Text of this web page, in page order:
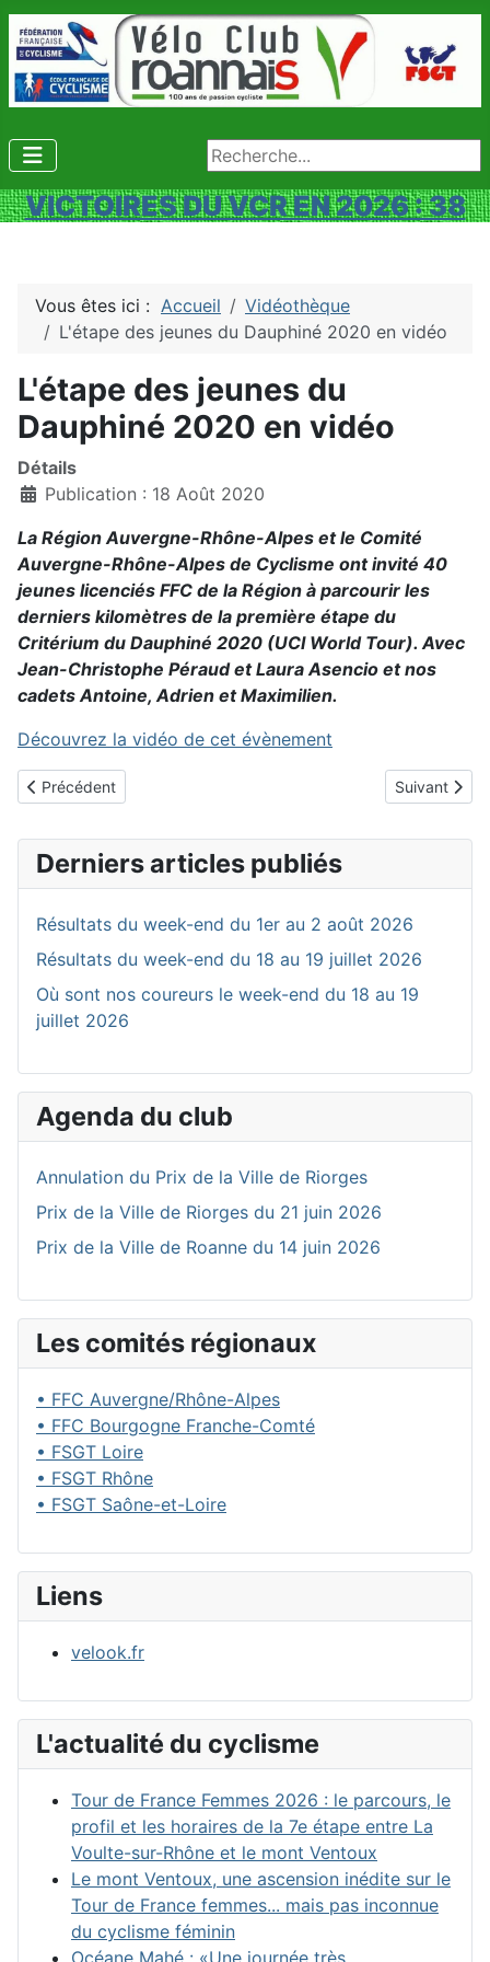
Rechercher
VICTOIRES DU VCR EN 2026 : 38
Vous êtes ici : Accueil
Vidéothèque
L'étape des jeunes du Dauphiné 2020 en vidéo
L'étape des jeunes du
Dauphiné 2020 en vidéo
Détails
Publication : 18 Août 2020
La Région Auvergne-Rhône-Alpes et le Comité
Auvergne-Rhône-Alpes de Cyclisme ont invité 40
jeunes licenciés FFC de la Région à parcourir les
derniers kilomètres de la première étape du
Critérium du Dauphiné 2020 (UCI World Tour). Avec
Jean-Christophe Péraud et Laura Asencio et nos
cadets Antoine, Adrien et Maximilien.
Découvrez la vidéo de cet évènement
Article précédent : Ensemble relevons le DEFI SPORT pour
Précédent Article
Suivant
Derniers articles publiés
Résultats du week-end du 1er au 2 août 2026
Résultats du week-end du 18 au 19 juillet 2026
Où sont nos coureurs le week-end du 18 au 19
juillet 2026
Agenda du club
Annulation du Prix de la Ville de Riorges
Prix de la Ville de Riorges du 21 juin 2026
Prix de la Ville de Roanne du 14 juin 2026
Les comités régionaux
• FFC Auvergne/Rhône-Alpes
• FFC Bourgogne Franche-Comté
• FSGT Loire
• FSGT Rhône
• FSGT Saône-et-Loire
Liens
velook.fr
L'actualité du cyclisme
Tour de France Femmes 2026 : le parcours, le
profil et les horaires de la 7e étape entre La
Voulte-sur-Rhône et le mont Ventoux
Le mont Ventoux, une ascension inédite sur le
Tour de France femmes... mais pas inconnue
du cyclisme féminin